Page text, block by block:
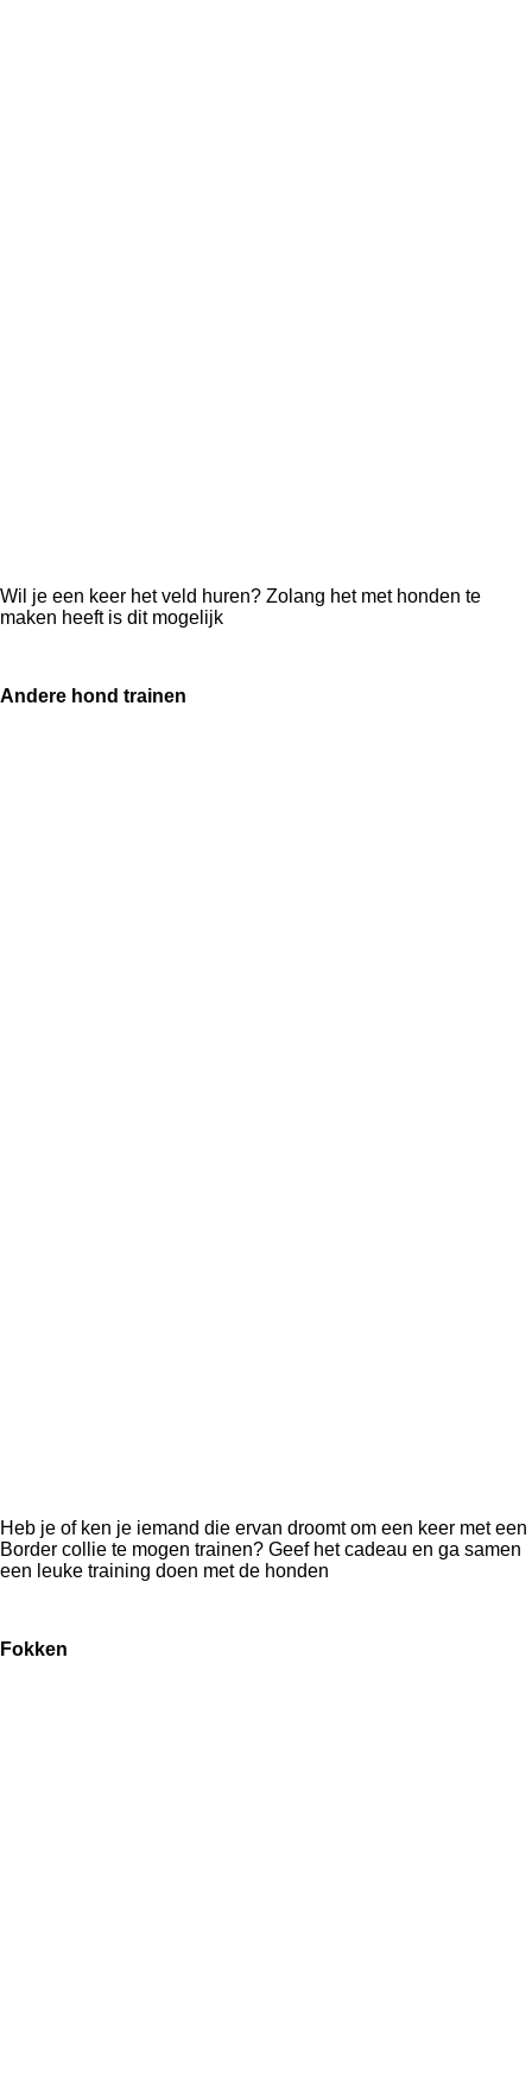
Wil je een keer het veld huren? Zolang het met honden te
maken heeft is dit mogelijk
Andere hond trainen
Heb je of ken je iemand die ervan droomt om een keer met een
Border collie te mogen trainen? Geef het cadeau en ga samen
een leuke training doen met de honden
Fokken